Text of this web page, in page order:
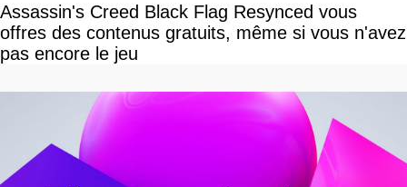
Assassin's Creed Black Flag Resynced vous
offres des contenus gratuits, même si vous n'avez
pas encore le jeu